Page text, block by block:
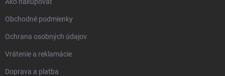
Obchodné podmienky
Ochrana osobných údajov
Vrátenie a reklamácie
Doprava a platba